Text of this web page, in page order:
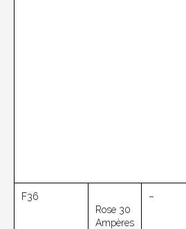
F36
Rose 30
Ampères
–